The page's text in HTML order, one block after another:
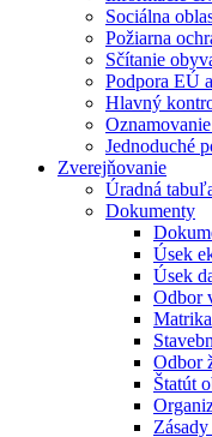
Sociálna
Požiarna
Sčítanie
Podpora EÚ
Hlavný
Jednoduché
Zverejňovanie
Úradná
Dokumenty
Úsek
Úsek
Odbor
Matrika
Odbor
Štatút